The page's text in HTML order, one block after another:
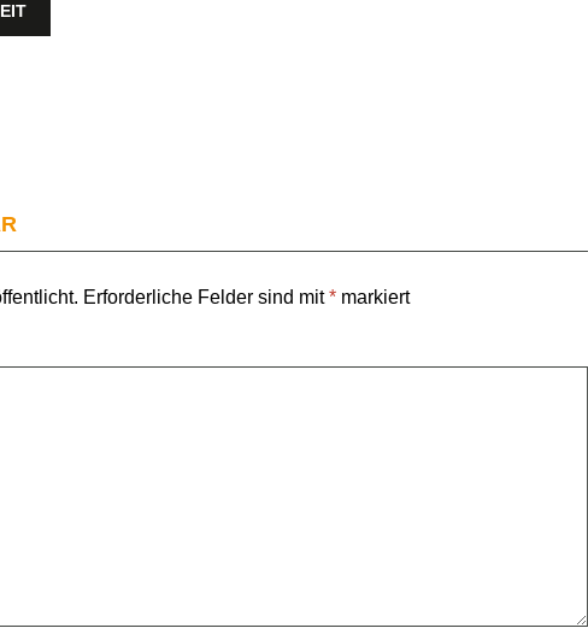
Erforderliche Felder sind mit* markiert